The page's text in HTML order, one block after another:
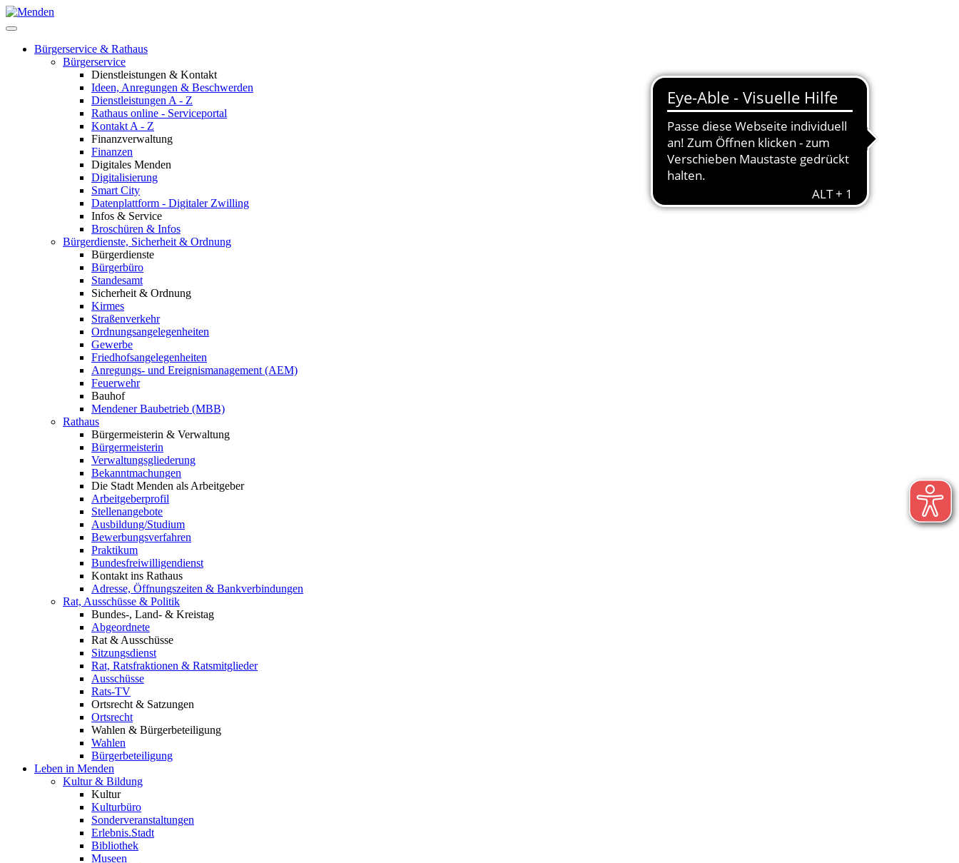
Bürgerservice & Rathaus
Bürgerservice
Dienstleistungen & Kontakt
Ideen, Anregungen & Beschwerden
Dienstleistungen A - Z
Rathaus online - Serviceportal
Kontakt A - Z
Finanzverwaltung
Finanzen
Digitales Menden
Digitalisierung
Smart City
Datenplattform - Digitaler Zwilling
Infos & Service
Broschüren & Infos
Bürgerdienste, Sicherheit & Ordnung
Bürgerdienste
Bürgerbüro
Standesamt
Sicherheit & Ordnung
Kirmes
Straßenverkehr
Ordnungsangelegenheiten
Gewerbe
Friedhofsangelegenheiten
Anregungs- und Ereignismanagement (AEM)
Feuerwehr
Bauhof
Mendener Baubetrieb (MBB)
Rathaus
Bürgermeisterin & Verwaltung
Bürgermeisterin
Verwaltungsgliederung
Bekanntmachungen
Die Stadt Menden als Arbeitgeber
Arbeitgeberprofil
Stellenangebote
Ausbildung/Studium
Bewerbungsverfahren
Praktikum
Bundesfreiwilligendienst
Kontakt ins Rathaus
Adresse, Öffnungszeiten & Bankverbindungen
Rat, Ausschüsse & Politik
Bundes-, Land- & Kreistag
Abgeordnete
Rat & Ausschüsse
Sitzungsdienst
Rat, Ratsfraktionen & Ratsmitglieder
Ausschüsse
Rats-TV
Ortsrecht & Satzungen
Ortsrecht
Wahlen & Bürgerbeteiligung
Wahlen
Bürgerbeteiligung
Leben in Menden
Kultur & Bildung
Kultur
Kulturbüro
Sonderveranstaltungen
Erlebnis.Stadt
Bibliothek
Museen